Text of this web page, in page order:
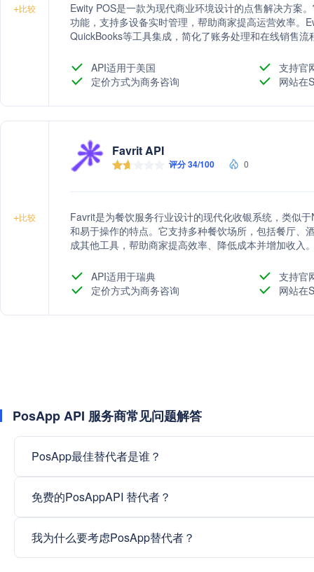
+比较
Ewity POS是一款为现代商业环境设计的点售解决方案
功能，支持多设备实时管理，帮助商家提高运营效率。
QuickBooks等工具集成，简化了账务处理和在线销售流
API适用于美国
支持官
定价方式为商务咨询
网站在
+比较
Favrit API
评分 34/100 0
Favrit是为餐饮服务行业设计的现代化收银系统，类似
和易于操作的特点。它支持多种餐饮场所，包括餐厅、
成其他工具，帮助商家提高效率、降低成本并增加收入
API适用于瑞典
支持官
定价方式为商务咨询
网站在
PosApp API 服务商常见问题解答
PosApp最佳替代者是谁？
免费的PosAppAPI 替代者？
我为什么要考虑PosApp替代者？